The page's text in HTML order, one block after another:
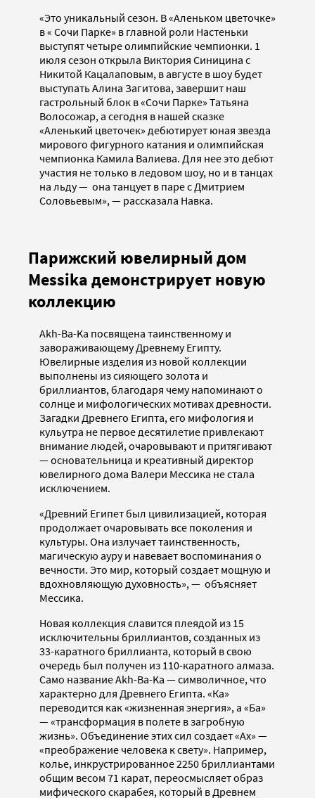
«Это уникальный сезон. В «Аленьком цветочке»
в « Сочи Парке» в главной роли Настеньки
выступят четыре олимпийские чемпионки. 1
июля сезон открыла Виктория Синицина с
Никитой Кацалаповым, в августе в шоу будет
выступать Алина Загитова, завершит наш
гастрольный блок в «Сочи Парке» Татьяна
Волосожар, а сегодня в нашей сказке
«Аленький цветочек» дебютирует юная звезда
мирового фигурного катания и олимпийская
чемпионка Камила Валиева. Для нее это дебют
участия не только в ледовом шоу, но и в танцах
на льду — она танцует в паре с Дмитрием
Соловьевым», — рассказала Навка.
Парижский ювелирный дом
Messika демонстрирует новую
коллекцию
Akh-Ba-Ka посвящена таинственному и
завораживающему Древнему Египту.
Ювелирные изделия из новой коллекции
выполнены из сияющего золота и
бриллиантов, благодаря чему напоминают о
солнце и мифологических мотивах древности.
Загадки Древнего Египта, его мифология и
кульутра не первое десятилетие привлекают
внимание людей, очаровывают и притягивают
— основательница и креативный директор
ювелирного дома Валери Мессика не стала
исключением.
«Древний Египет был цивилизацией, которая
продолжает очаровывать все поколения и
культуры. Она излучает таинственность,
магическую ауру и навевает воспоминания о
вечности. Это мир, который создает мощную и
вдохновляющую духовность», — объясняет
Мессика.
Новая коллекция славится плеядой из 15
исключительны бриллиантов, созданных из
33-каратного бриллианта, который в свою
очередь был получен из 110-каратного алмаза.
Само название Akh-Ba-Ka — символичное, что
характерно для Древнего Египта. «Ка»
переводится как «жизненная энергия», а «Ба»
— «трансформация в полете в загробную
жизнь». Объединение этих сил создает «Ах» —
«преображение человека к свету». Например,
колье, инкрустрированное 2250 бриллиантами
общим весом 71 карат, переосмысляет образ
мифического скарабея, который в Древнем